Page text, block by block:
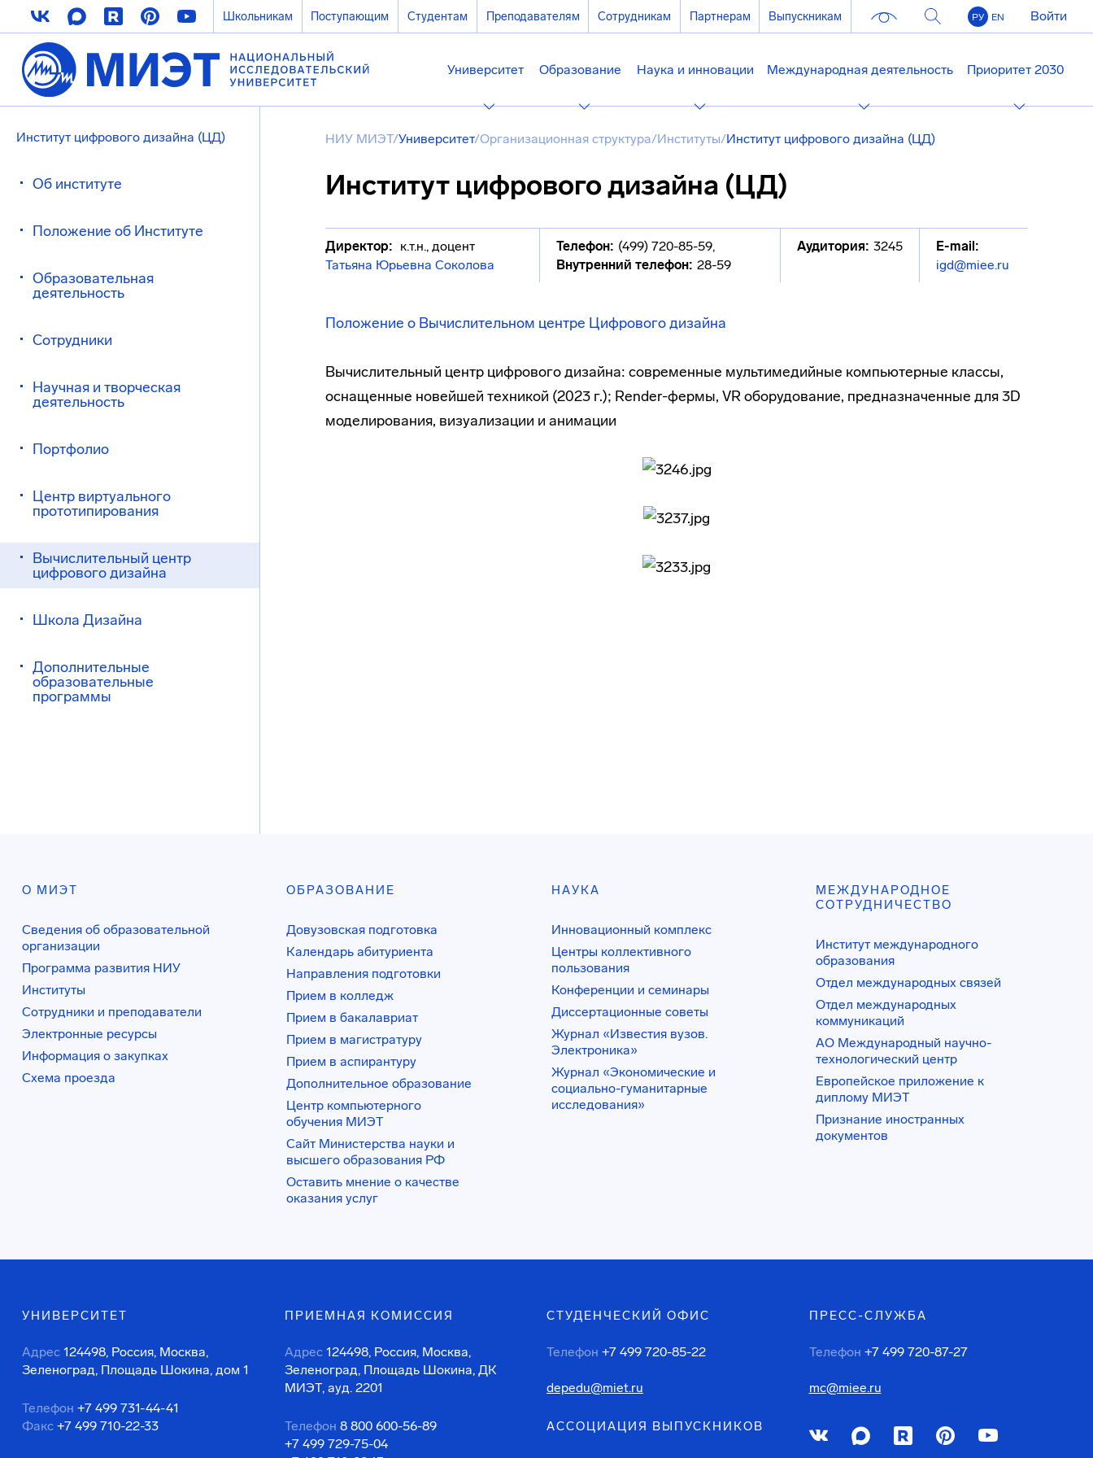
Школьникам Поступающим Студентам Преподавателям Сотрудникам Партнерам Выпускникам РУ EN Войти
Университет Образование Наука и инновации Международная деятельность Приоритет 2030
Институт цифрового дизайна (ЦД)
Об институте
Положение об Институте
Образовательная
деятельность
Сотрудники
Научная и творческая
деятельность
Портфолио
Центр виртуального
прототипирования
Вычислительный центр
цифрового дизайна
Школа Дизайна
Дополнительные
образовательные
программы
НИУ МИЭТ/Университет/Организационная структура/Институты/Институт цифрового дизайна (ЦД)
Институт цифрового дизайна (ЦД)
Директор: к.т.н., доцент
Татьяна Юрьевна Соколова
Телефон: (499) 720-85-59,
Внутренний телефон: 28-59
Аудитория: 3245
E-mail:
igd@miee.ru
Положение о Вычислительном центре Цифрового дизайна
Вычислительный центр цифрового дизайна: современные мультимедийные компьютерные классы,
оснащенные новейшей техникой (2023 г.); Render-фермы, VR оборудование, предназначенные для 3D
моделирования, визуализации и анимации
О МИЭТ
Сведения об образовательной
организации
Программа развития НИУ
Институты
Сотрудники и преподаватели
Электронные ресурсы
Информация о закупках
Схема проезда
ОБРАЗОВАНИЕ
Довузовская подготовка
Календарь абитуриента
Направления подготовки
Прием в колледж
Прием в бакалавриат
Прием в магистратуру
Прием в аспирантуру
Дополнительное образование
Центр компьютерного
обучения МИЭТ
Сайт Министерства науки и
высшего образования РФ
Оставить мнение о качестве
оказания услуг
НАУКА
Инновационный комплекс
Центры коллективного
пользования
Конференции и семинары
Диссертационные советы
Журнал «Известия вузов.
Электроника»
Журнал «Экономические и
социально-гуманитарные
исследования»
МЕЖДУНАРОДНОЕ
СОТРУДНИЧЕСТВО
Институт международного
образования
Отдел международных связей
Отдел международных
коммуникаций
АО Международный научно-
технологический центр
Европейское приложение к
диплому МИЭТ
Признание иностранных
документов
УНИВЕРСИТЕТ
Адрес 124498, Россия, Москва,
Зеленоград, Площадь Шокина, дом 1
Телефон +7 499 731-44-41
Факс +7 499 710-22-33
ПРИЕМНАЯ КОМИССИЯ
Адрес 124498, Россия, Москва,
Зеленоград, Площадь Шокина, ДК
МИЭТ, ауд. 2201
Телефон 8 800 600-56-89
+7 499 729-75-04
СТУДЕНЧЕСКИЙ ОФИС
Телефон +7 499 720-85-22
depedu@miet.ru
АССОЦИАЦИЯ ВЫПУСКНИКОВ
ПРЕСС-СЛУЖБА
Телефон +7 499 720-87-27
mc@miee.ru